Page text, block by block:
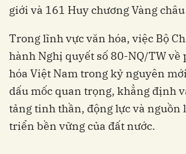
giới và 161 Huy chương Vàng châu
Trong lĩnh vực văn hóa, việc Bộ
hành Nghị quyết số 80-NQ/TW về
hóa Việt Nam trong kỷ nguyên
dấu mốc quan trọng, khẳng định
tảng tinh thần, động lực và nguồn
triển bền vững của đất nước.